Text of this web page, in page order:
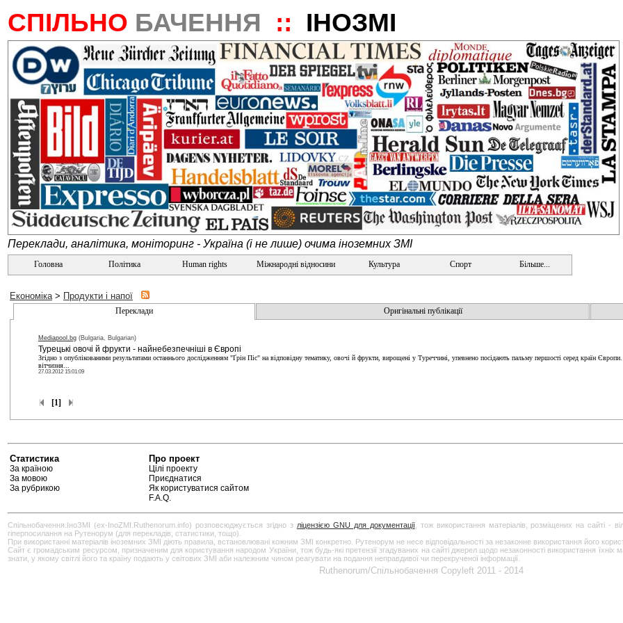
СПІЛЬНО БАЧЕННЯ :: ІНОЗМІ
Переклади, аналітика, моніторинг - Україна (і не лише) очима іноземних ЗМІ
Головна Політика Human rights Міжнародні відносини Культура Спорт Більше...
Економіка> Продукти і напої
Переклади Оригінальні публікації
Mediapool.bg (Bulgaria, Bulgarian)
Турецькі овочі й фрукти - найнебезпечніші в Європі
Згідно з опублікованими результатами останнього дослідженням "Ґрін Піс" на відповідну тематику, овочі й фрукти, вирощені у Туреччині, упевнено посідають пальму першості серед країн
вітчизня...
27.03.2012 15:01:09
[1]
Статистика
За країною
За мовою
За рубрикою
Про проект
Цілі проекту
Приєднатися
Як користуватися сайтом
F.A.Q.
Спільнобачення.ІноЗМІ (ex-InoZMI.Ruthenorum.info) розповсюджується згідно з ліцензією GNU для документації, тож використання матеріалів, розміщених на сайті -
гіперпосилання на Рутенорум (для перекладів, статистики, тощо).
При використанні матеріалів іноземних ЗМІ діють правила, встановлювані кожним ЗМІ конкретно. Рутенорум не несе відповідальності за незаконне використання його
Сайт є громадським ресурсом, призначеним для користування народом України, тож будь-які претензії згадуваних на сайті джерел щодо незаконності використання їхніх
знати, у якому світлі його та країну подають у світових ЗМІ аби належним чином реагувати на подання неправдивої чи перекрученої інформації.
Ruthenorum/Спільнобачення Copyleft 2011 - 2014